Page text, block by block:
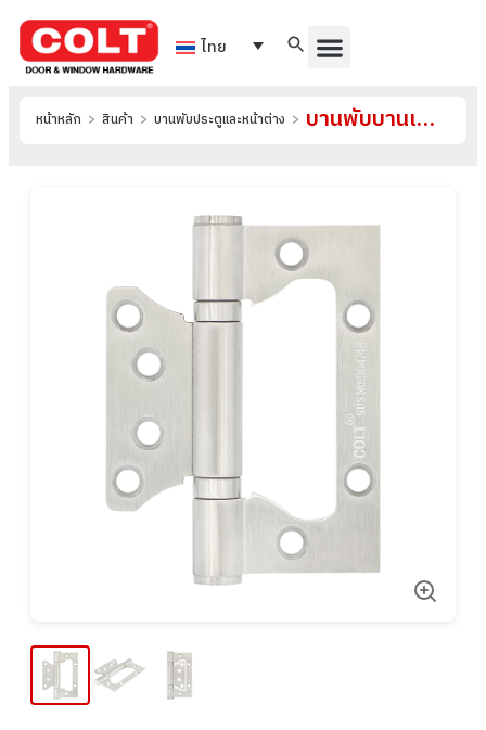
ไทย
หน้าหลัก > สินค้า > บานพับประตูและหน้าต่าง > บานพับบานเฟี้ยม รุ่น บานพับบานเซี้ยมสแตนเลส-COLT-304748-SS-3